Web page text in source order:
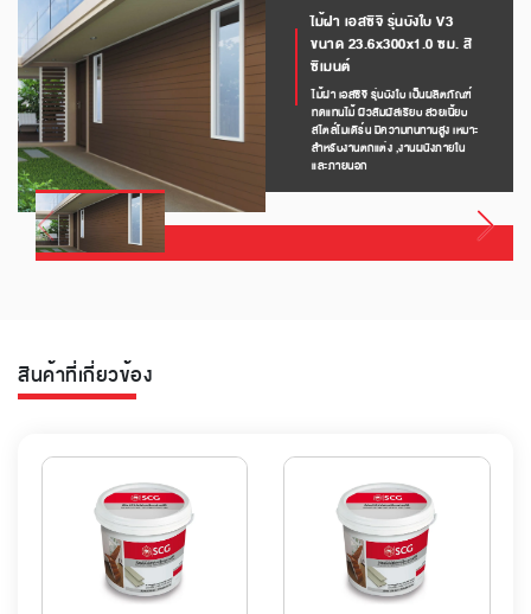
ไม้ฝา เอสซีจี รุ่นบังใบ V3
ขนาด 23.6x300x1.0 ซม. สี
ซีเมนต์
ไม้ฝา เอสซีจี รุ่นบังใบ เป็นผลิตภัณฑ์
ทดแทนไม้ ผิวสัมผัสเรียบ สวยเนี้ยบ
สไตล์โมเดิร์น มีความทนทานสูง เหมาะ
สำหรับงานตกแต่ง ,งานผนังภายใน
และภายนอก
สินค้าที่เกี่ยวข้อง